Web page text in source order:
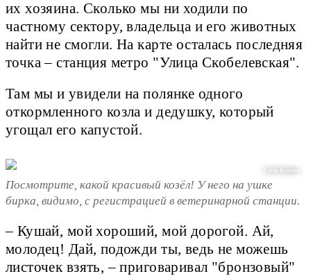
их хозяина. Сколько мы ни ходили по
частному сектору, владельца и его животных
найти не смогли. На карте осталась последняя
точка – станция метро "Улица Скобелевская".
Там мы и увидели на полянке одного
откормленного козла и дедушку, который
угощал его капустой.
Елена Купцова
Посмотрите, какой красивый козёл! У него на ушке
бирка, видимо, с регистрацией в ветеринарной станции.
– Кушай, мой хороший, мой дорогой. Ай,
молодец! Дай, подожди ты, ведь не можешь
листочек взять, – приговаривал "бронзовый"